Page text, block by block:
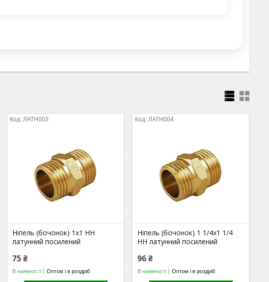
ЛАТН003
Ніпель (бочонок) 1х1 НН
латунний посилений
75 ₴
В наявності Оптом і в роздріб
ЛАТН004
Ніпель (бочонок) 1 1/4х1 1/4
НН латунний посилений
96 ₴
В наявності Оптом і в роздріб